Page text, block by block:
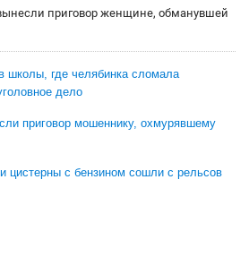
приговор женщине, обманувшей
школы, где челябинка сломала
дело
приговор мошеннику, охмурявшему
цистерны с бензином сошли с рельсов